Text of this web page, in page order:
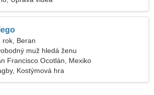
rok, Beran
muž hledá ženu
Francisco Ocotlán, Mexiko
Kostýmová hra